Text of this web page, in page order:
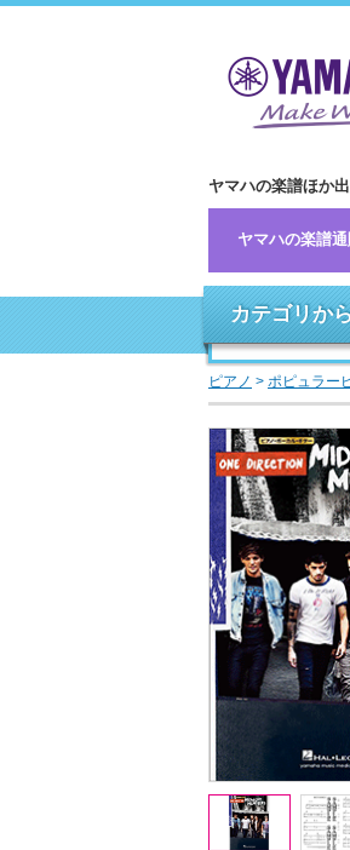
ヤマハの楽譜ほか
ヤマハの楽譜
カテゴリか
ピアノ > ポピュラー